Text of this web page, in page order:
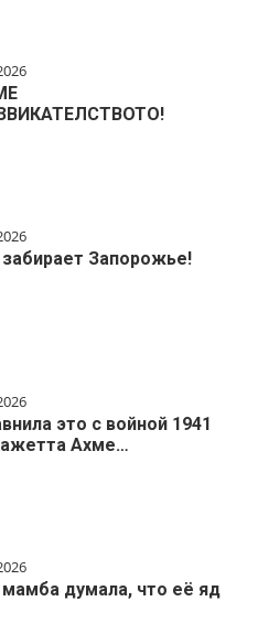
забирает Запорожье!
это с войной 1941
Ахме…
думала, что её яд